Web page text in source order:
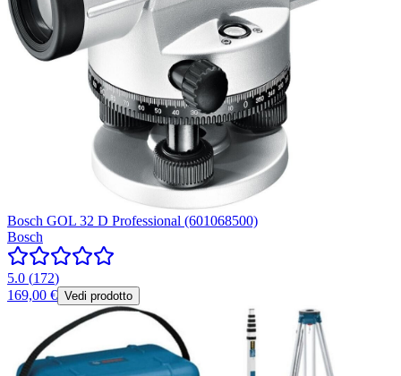
Bosch GOL 32 D Professional (601068500)
Bosch
5.0 (172)
169,00 € Vedi prodotto